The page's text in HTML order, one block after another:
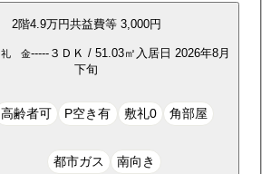
2階4.9万円共益費等 3,000円
礼 金----- ３ＤＫ / 51.03㎡ 入居日 2026年8月
下旬
高齢者可 P空き有 敷礼0 角部屋
都市ガス 南向き